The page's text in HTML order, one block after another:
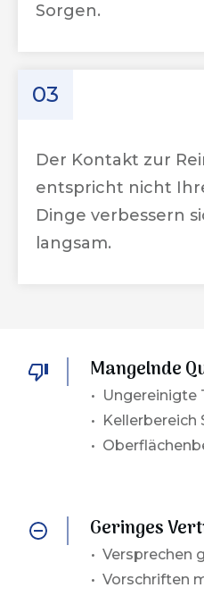
Sorgen.
03
Der Kontakt zur
entspricht nicht
Dinge verbessern
langsam.
Mangelnde
• Ungereinigte
• Kellerbereich
•
Geringes
•Versprechen
• Vorschriften